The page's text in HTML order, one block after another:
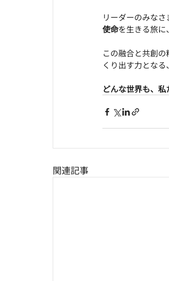
リーダーのみなさ
使命を生きる旅に
この融合と共創
くり出す力となる
どんな世界も、私
関連記事